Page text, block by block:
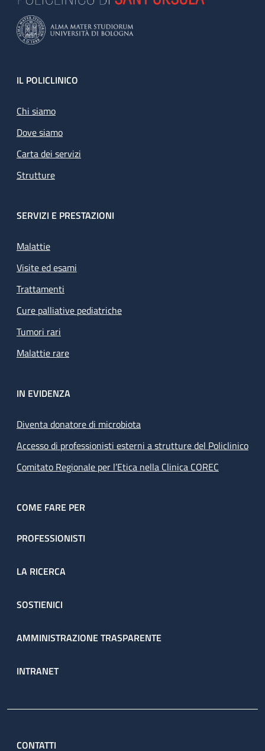
Footer
IL POLICLINICO
Chi siamo
Dove siamo
Carta dei servizi
Strutture
SERVIZI E PRESTAZIONI
Malattie
Visite ed esami
Trattamenti
Cure palliative pediatriche
Tumori rari
Malattie rare
IN EVIDENZA
Diventa donatore di microbiota
Accesso di professionisti esterni a strutture del Policlinico
Comitato Regionale per l’Etica nella Clinica COREC
COME FARE PER
PROFESSIONISTI
LA RICERCA
SOSTIENICI
AMMINISTRAZIONE TRASPARENTE
INTRANET
CONTATTI